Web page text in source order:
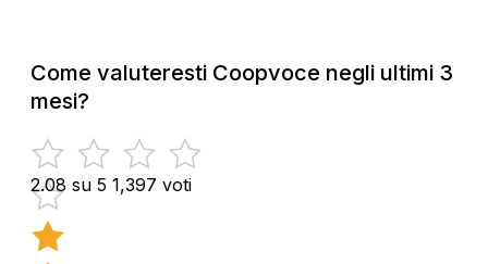
Come valuteresti Coopvoce negli ultimi 3
mesi?
2.08 su 5 1,397 voti